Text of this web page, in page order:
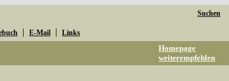
Suchen
| E-Mail | Links
Homepage
weiterempfehlen